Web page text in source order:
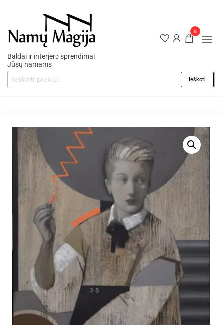
Baldai ir interjero sprendimai
Jūsų namams
Ieškoti
0